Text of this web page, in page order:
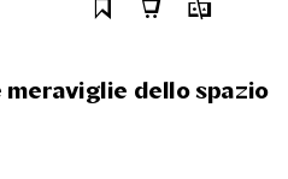
meraviglie dello spazio